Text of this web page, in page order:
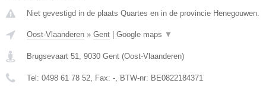
Niet gevestigd in de plaats Quartes en in de provincie Henegouwen.
Oost-Vlaanderen » Gent Google maps ▼
Brugsevaart 51, 9030 Gent (Oost-Vlaanderen)
Tel: 0498 61 78 52, Fax: -, BTW-nr: BE0822184371